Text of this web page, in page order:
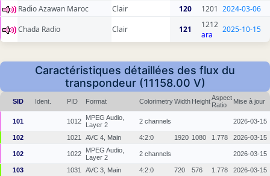
Radio Azawan Maroc Clair 120 1201 2024-03-06
Chada Radio
Clair 121
1212
ara
2025-10-15
Caractéristiques détaillées des flux du
transpondeur (11158.00 V)
SID Ident. PID Format ColorimetryWidth HeightAspect
Ratio
Mise à jour
101 1012
MPEG Audio,
Layer 2
2 channels 2026-03-15
102 1021 AVC 4, Main 4:2:0 1920 1080 1.778 2026-03-15
102 1022
MPEG Audio,
Layer 2
2 channels 2026-03-15
103 1031 AVC 3, Main 4:2:0 720 576 1.778 2026-03-15